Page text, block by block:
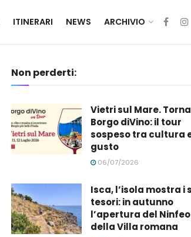
ITINERARI NEWS ARCHIVIO
Non perderti:
Vietri sul Mare. Torna
Borgo diVino: il tour
sospeso tra cultura
gusto
06/07/2026
Isca, l’isola mostra i
tesori: in autunno
l’apertura del
della Villa romana